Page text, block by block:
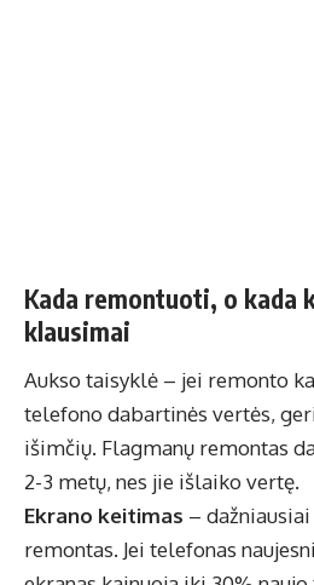
Kada remontuoti, o kada
klausimai
Aukso taisyklė – jei remonto
telefono dabartinės vertės,
išimčių. Flagmanų remontas
2-3 metų, nes jie išlaiko vertę.
Ekrano keitimas –
remontas. Jei telefonas